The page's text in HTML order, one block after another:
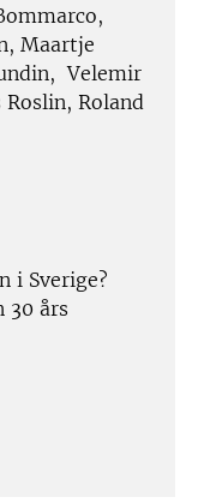
Maartje
Velemir
Roland
i Sverige?
30 års